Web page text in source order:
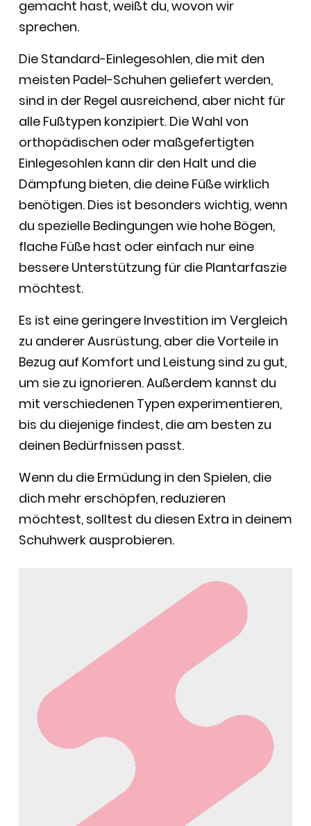
gemacht hast, weißt du, wovon wir
sprechen.
Die Standard-Einlegesohlen, die mit den
meisten Padel-Schuhen geliefert werden,
sind in der Regel ausreichend, aber nicht für
alle Fußtypen konzipiert. Die Wahl von
orthopädischen oder maßgefertigten
Einlegesohlen kann dir den Halt und die
Dämpfung bieten, die deine Füße wirklich
benötigen. Dies ist besonders wichtig, wenn
du spezielle Bedingungen wie hohe Bögen,
flache Füße hast oder einfach nur eine
bessere Unterstützung für die Plantarfaszie
möchtest.
Es ist eine geringere Investition im Vergleich
zu anderer Ausrüstung, aber die Vorteile in
Bezug auf Komfort und Leistung sind zu gut,
um sie zu ignorieren. Außerdem kannst du
mit verschiedenen Typen experimentieren,
bis du diejenige findest, die am besten zu
deinen Bedürfnissen passt.
Wenn du die Ermüdung in den Spielen, die
dich mehr erschöpfen, reduzieren
möchtest, solltest du diesen Extra in deinem
Schuhwerk ausprobieren.